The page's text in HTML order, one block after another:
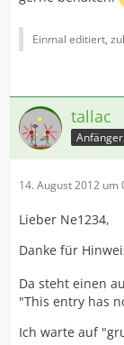
Einmal editiert,
tallac
Anfänger
14. August 2012 um
Lieber Ne1234,
Danke für
Da steht einen
"This entry has
Ich warte auf